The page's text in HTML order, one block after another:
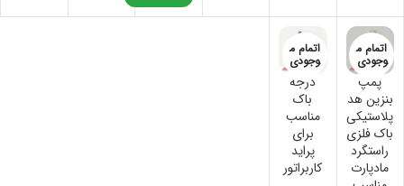
اتمام م
وجودی
پمپ
بنزین هد
پلاستیکی
باک فلزی
راستگرد
مادپارت
اتمام م
وجودی
درجه
باک
مناسب
برای
پراید
کاربراتور